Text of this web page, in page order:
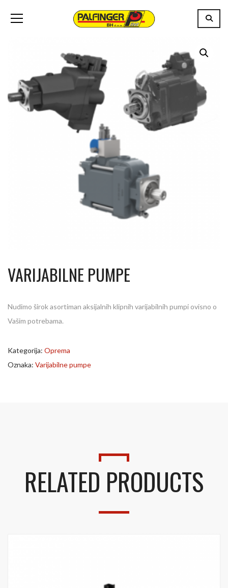
VARIJABILNE PUMPE
Nudimo širok asortiman aksijalnih klipnih varijabilnih pumpi ovisno o
Vašim potrebama.
Kategorija: Oprema
Oznaka: Varijabilne pumpe
RELATED PRODUCTS